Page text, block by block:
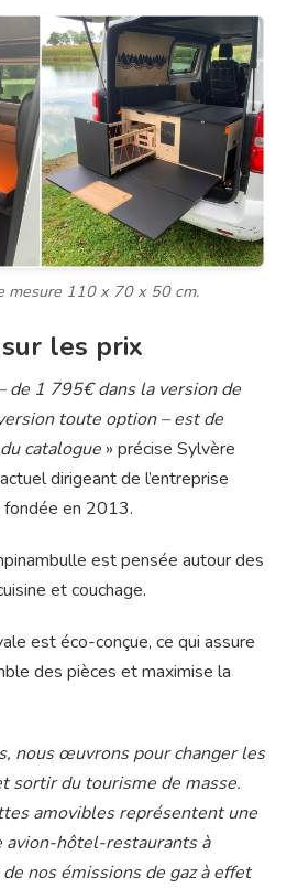
mesure 110 x 70 x 50 cm.
les prix
de 1 795€ dans la version de
toute option – est de
catalogue » précise Sylvère
dirigeant de l’entreprise
fondée en 2013.
est pensée autour des
et couchage.
est éco-conçue, ce qui assure
des pièces et maximise la
nous œuvrons pour changer les
sortir du tourisme de masse.
amovibles représentent une
hôtel-restaurants à
nos émissions de gaz à effet